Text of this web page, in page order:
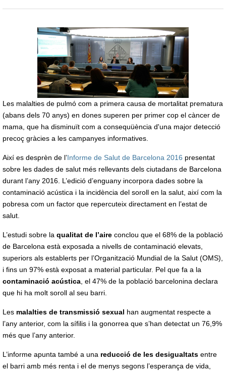
Les malalties de pulmó com a primera causa de mortalitat prematura
(abans dels 70 anys) en dones superen per primer cop el càncer de
mama, que ha disminuït com a consequüència d'una major detecció
precoç gràcies a les campanyes informatives.
Així es desprèn de l’Informe de Salut de Barcelona 2016 presentat
sobre les dades de salut més rellevants dels ciutadans de Barcelona
durant l’any 2016. L’edició d’enguany incorpora dades sobre la
contaminació acústica i la incidència del soroll en la salut, així com la
pobresa com un factor que repercuteix directament en l’estat de
salut.
L’estudi sobre la qualitat de l’aire conclou que el 68% de la població
de Barcelona està exposada a nivells de contaminació elevats,
superiors als establerts per l’Organització Mundial de la Salut (OMS),
i fins un 97% està exposat a material particular. Pel que fa a la
contaminació acústica, el 47% de la població barcelonina declara
que hi ha molt soroll al seu barri.
Les malalties de transmissió sexual han augmentat respecte a
l’any anterior, com la sífilis i la gonorrea que s’han detectat un 76,9%
més que l’any anterior.
L’informe apunta també a una reducció de les desigualtats entre
el barri amb més renta i el de menys segons l’esperança de vida,